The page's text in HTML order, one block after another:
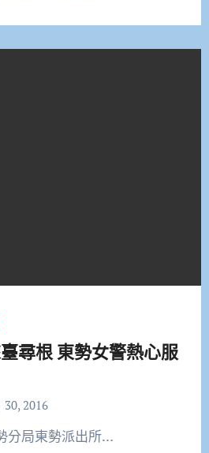
尋根 東勢女警熱心服
30, 2016
分局東勢派出所…